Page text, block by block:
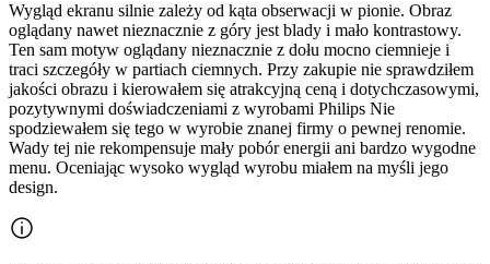
Wygląd ekranu silnie zależy od kąta obserwacji w pionie. Obraz
oglądany nawet nieznacznie z góry jest blady i mało kontrastowy.
Ten sam motyw oglądany nieznacznie z dołu mocno ciemnieje i
traci szczegóły w partiach ciemnych. Przy zakupie nie sprawdziłem
jakości obrazu i kierowałem się atrakcyjną ceną i dotychczasowymi,
pozytywnymi doświadczeniami z wyrobami Philips Nie
spodziewałem się tego w wyrobie znanej firmy o pewnej renomie.
Wady tej nie rekompensuje mały pobór energii ani bardzo wygodne
menu. Oceniając wysoko wygląd wyrobu miałem na myśli jego
design.